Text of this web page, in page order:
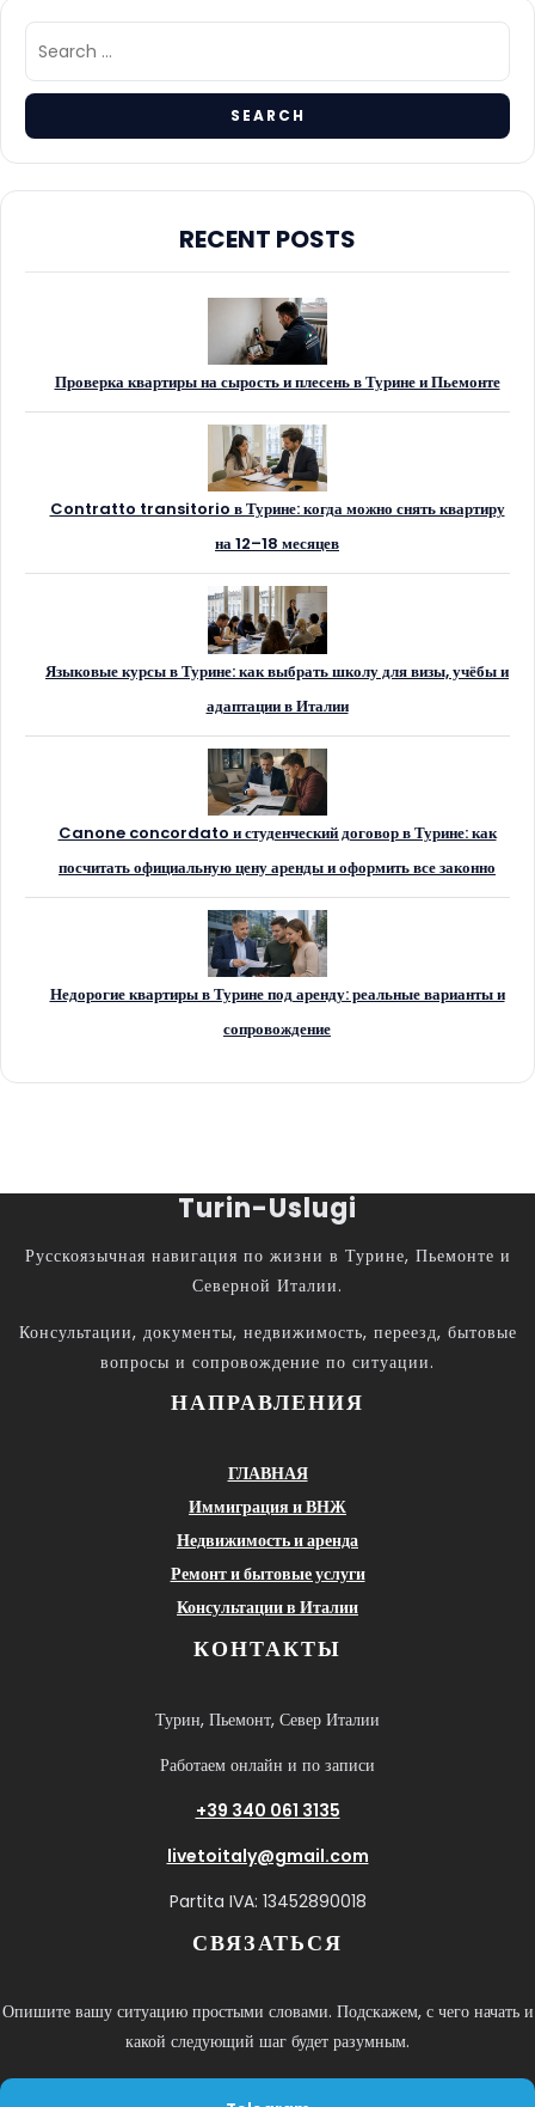
RECENT POSTS
Проверка квартиры на сырость и плесень в Турине и Пьемонте
Contratto transitorio в Турине: когда можно снять квартиру
на 12–18 месяцев
Языковые курсы в Турине: как выбрать школу для визы, учёбы и
адаптации в Италии
Canone concordato и студенческий договор в Турине: как
посчитать официальную цену аренды и оформить все законно
Недорогие квартиры в Турине под аренду: реальные варианты и
сопровождение
Turin-Uslugi
Русскоязычная навигация по жизни в Турине, Пьемонте и
Северной Италии.
Консультации, документы, недвижимость, переезд, бытовые
вопросы и сопровождение по ситуации.
НАПРАВЛЕНИЯ
ГЛАВНАЯ
Иммиграция и ВНЖ
Недвижимость и аренда
Ремонт и бытовые услуги
Консультации в Италии
КОНТАКТЫ
Турин, Пьемонт, Север Италии
Работаем онлайн и по записи
+39 340 061 3135
livetoitaly@gmail.com
Partita IVA: 13452890018
СВЯЗАТЬСЯ
Опишите вашу ситуацию простыми словами. Подскажем, с чего начать и
какой следующий шаг будет разумным.